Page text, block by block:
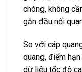
chóng, không
gắn đầu nối
So với cáp
quang, điểm
dữ liệu tốc độ